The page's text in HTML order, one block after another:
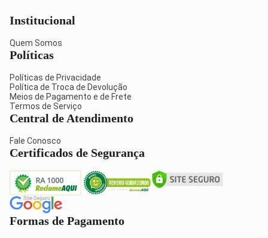
Institucional
Quem Somos
Políticas
Políticas de Privacidade
Política de Troca de Devolução
Meios de Pagamento e de Frete
Termos de Serviço
Central de Atendimento
Fale Conosco
Certificados de Segurança
Formas de Pagamento